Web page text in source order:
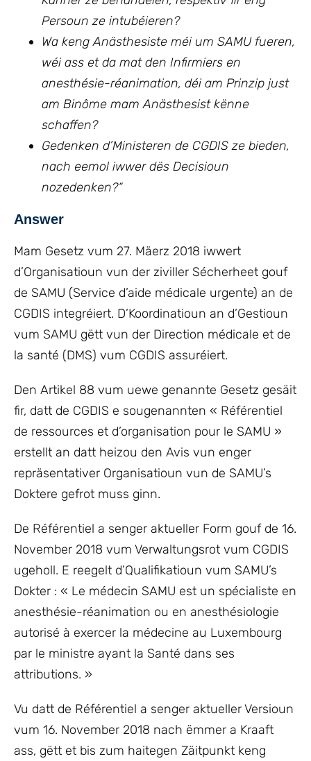
Persoun ze intubéieren?
Wa keng Anästhesiste méi um SAMU fueren,
wéi ass et da mat den Infirmiers en
anesthésie-réanimation, déi am Prinzip just
am Binôme mam Anästhesist kënne
schaffen?
Gedenken d’Ministeren de CGDIS ze bieden,
nach eemol iwwer dës Decisioun
nozedenken?“
Answer
Mam Gesetz vum 27. Mäerz 2018 iwwert
d’Organisatioun vun der ziviller Sécherheet gouf
de SAMU (Service d’aide médicale urgente) an de
CGDIS integréiert. D’Koordinatioun an d’Gestioun
vum SAMU gëtt vun der Direction médicale et de
la santé (DMS) vum CGDIS assuréiert.
Den Artikel 88 vum uewe genannte Gesetz gesäit
fir, datt de CGDIS e sougenannten « Référentiel
de ressources et d’organisation pour le SAMU »
erstellt an datt heizou den Avis vun enger
repräsentativer Organisatioun vun de SAMU’s
Doktere gefrot muss ginn.
De Référentiel a senger aktueller Form gouf de 16.
November 2018 vum Verwaltungsrot vum CGDIS
ugeholl. E reegelt d’Qualifikatioun vum SAMU’s
Dokter : « Le médecin SAMU est un spécialiste en
anesthésie-réanimation ou en anesthésiologie
autorisé à exercer la médecine au Luxembourg
par le ministre ayant la Santé dans ses
attributions. »
Vu datt de Référentiel a senger aktueller Versioun
vum 16. November 2018 nach ëmmer a Kraaft
ass, gëtt et bis zum haitegen Zäitpunkt keng